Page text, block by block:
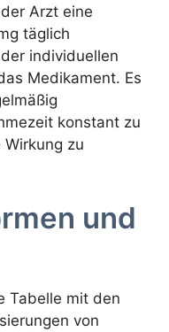
Arzt eine
täglich
individuellen
Medikament. Es
konstant zu
zu
und
Tabelle mit den
von